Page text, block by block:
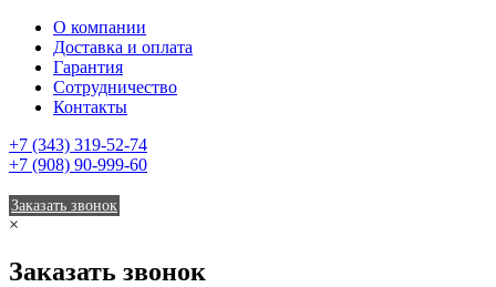
О компании
Доставка и оплата
Гарантия
Сотрудничество
Контакты
+7 (343) 319-52-74
+7 (908) 90-999-60
Заказать звонок
×
Заказать звонок